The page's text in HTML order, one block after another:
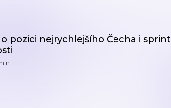
pozici nejrychlejšího Čecha i